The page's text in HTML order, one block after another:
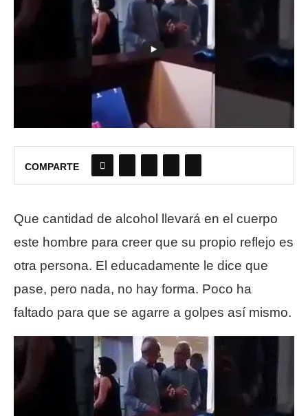
COMPARTE
Que cantidad de alcohol llevará en el cuerpo
este hombre para creer que su propio reflejo es
otra persona. El educadamente le dice que
pase, pero nada, no hay forma. Poco ha
faltado para que se agarre a golpes así mismo.